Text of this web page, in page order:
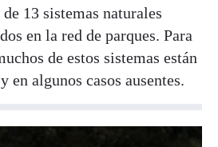
13 sistemas naturales
en la red de parques. Para
de estos sistemas están
en algunos casos ausentes.